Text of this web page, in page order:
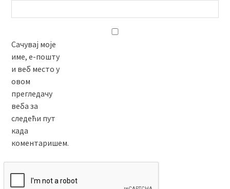
Сачувај моје
име, е-пошту
и веб место у
овом
прегледачу
веба за
следећи пут
када
коментаришем.